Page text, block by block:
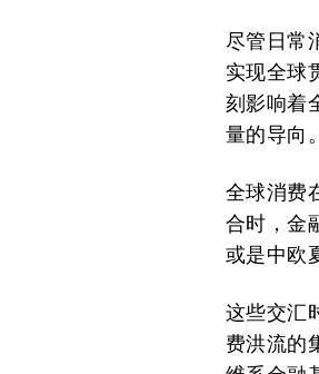
尽管日常
实现全球
刻影响着
量的导向。
全球消费
合时，金
或是中欧
这些交汇
费洪流的